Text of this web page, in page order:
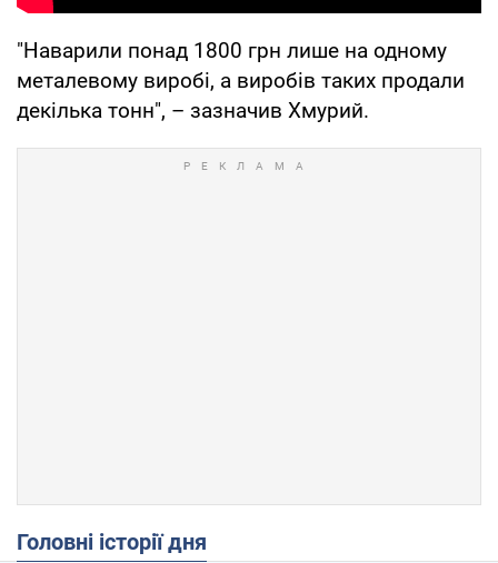
"Наварили понад 1800 грн лише на одному
металевому виробі, а виробів таких продали
декілька тонн", – зазначив Хмурий.
Головні історії дня